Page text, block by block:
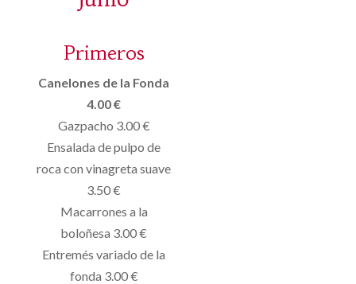
Primeros
Canelones de la Fonda
4.00 €
Gazpacho 3.00 €
Ensalada de pulpo de
roca con vinagreta suave
3.50 €
Macarrones a la
boloñesa 3.00 €
Entremés variado de la
fonda 3.00 €